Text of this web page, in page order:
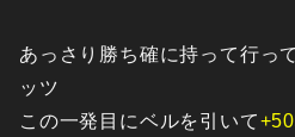
あっさり勝ち確に持って行っ
ッツ
この一発目にベルを引いて